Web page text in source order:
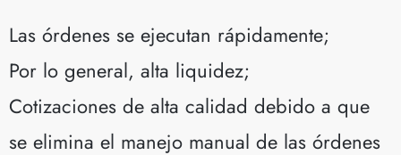
Las órdenes se ejecutan rápidamente;
Por lo general, alta liquidez;
Cotizaciones de alta calidad debido a que
se elimina el manejo manual de las órdenes